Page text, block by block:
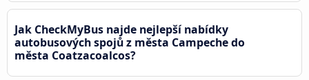
Jak CheckMyBus najde nejlepší nabídky
autobusových spojů z města Campeche do
města Coatzacoalcos?